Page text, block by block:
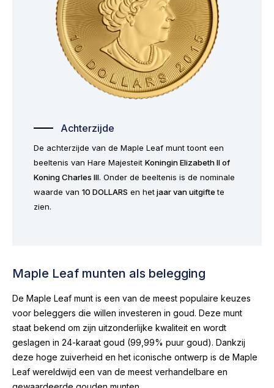
Achterzijde
De achterzijde van de Maple Leaf munt toont een
beeltenis van Hare Majesteit Koningin Elizabeth II of
Koning Charles III. Onder de beeltenis is de nominale
waarde van 10 DOLLARS en hetjaar van uitgiftete
zien.
Maple Leaf munten als belegging
De Maple Leaf munt is een van de meest populaire keuzes
voor beleggers die willen investeren in goud. Deze munt
staat bekend om zijn uitzonderlijke kwaliteit en wordt
geslagen in 24-karaat goud (99,99% puur goud). Dankzij
deze hoge zuiverheid en het iconische ontwerp is de Maple
Leaf wereldwijd een van de meest verhandelbare en